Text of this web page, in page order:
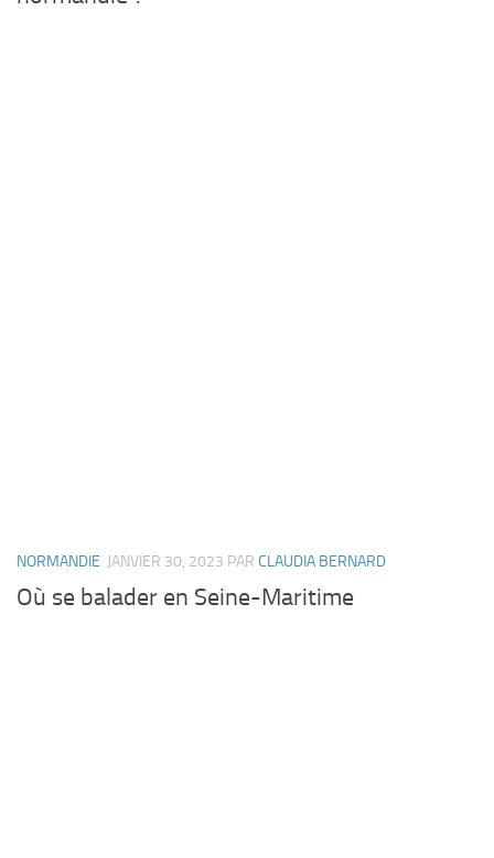
NORMANDIE JANVIER 30, 2023 PAR CLAUDIA BERNARD
Où se balader en Seine-Maritime